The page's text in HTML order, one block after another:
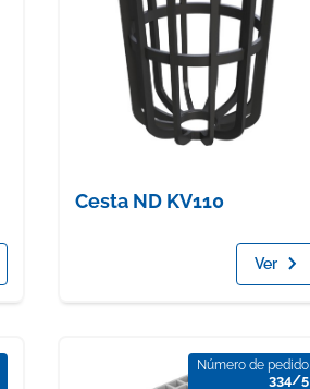
Cesta ND KV110
Ver
Número de pedido
334/5